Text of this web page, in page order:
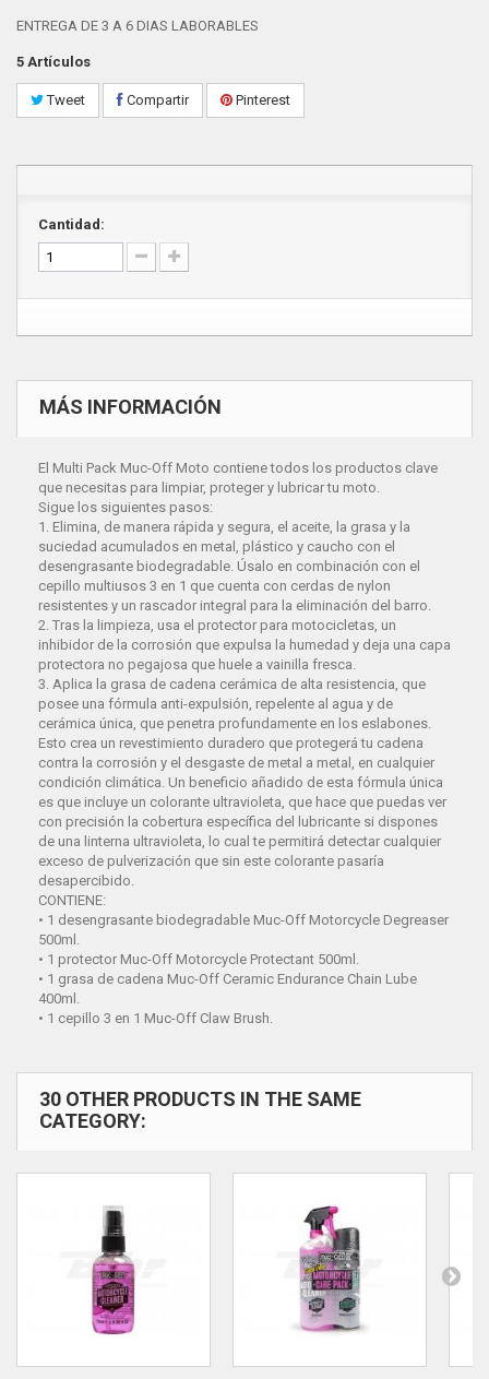
ENTREGA DE 3 A 6 DIAS LABORABLES
5 Artículos
Tweet Compartir Pinterest
Cantidad:
MÁS INFORMACIÓN
El Multi Pack Muc-Off Moto contiene todos los productos clave
que necesitas para limpiar, proteger y lubricar tu moto.
Sigue los siguientes pasos:
1. Elimina, de manera rápida y segura, el aceite, la grasa y la
suciedad acumulados en metal, plástico y caucho con el
desengrasante biodegradable. Úsalo en combinación con el
cepillo multiusos 3 en 1 que cuenta con cerdas de nylon
resistentes y un rascador integral para la eliminación del barro.
2. Tras la limpieza, usa el protector para motocicletas, un
inhibidor de la corrosión que expulsa la humedad y deja una capa
protectora no pegajosa que huele a vainilla fresca.
3. Aplica la grasa de cadena cerámica de alta resistencia, que
posee una fórmula anti-expulsión, repelente al agua y de
cerámica única, que penetra profundamente en los eslabones.
Esto crea un revestimiento duradero que protegerá tu cadena
contra la corrosión y el desgaste de metal a metal, en cualquier
condición climática. Un beneficio añadido de esta fórmula única
es que incluye un colorante ultravioleta, que hace que puedas ver
con precisión la cobertura específica del lubricante si dispones
de una linterna ultravioleta, lo cual te permitirá detectar cualquier
exceso de pulverización que sin este colorante pasaría
desapercibido.
CONTIENE:
• 1 desengrasante biodegradable Muc-Off Motorcycle Degreaser
500ml.
• 1 protector Muc-Off Motorcycle Protectant 500ml.
• 1 grasa de cadena Muc-Off Ceramic Endurance Chain Lube
400ml.
• 1 cepillo 3 en 1 Muc-Off Claw Brush.
30 OTHER PRODUCTS IN THE SAME
CATEGORY: